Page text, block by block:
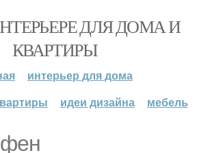
ДЛЯ ДОМА И
КВАРТИРЫ
интерьер для дома
идеи дизайна мебель